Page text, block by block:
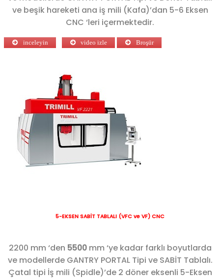
ve beşik hareketi ana iş mili (Kafa)’dan 5-6 Eksen
CNC ‘leri içermektedir.
inceleyin video izle Broşür
5-EKSEN SABİT TABLALI (VFC ve VF) CNC
2200 mm ‘den 5500mm ‘ye kadar farklı boyutlarda
ve modellerde GANTRY PORTAL Tipi ve SABİT Tablalı.
Çatal tipi İş mili (Spidle)’de 2 döner eksenli 5-Eksen